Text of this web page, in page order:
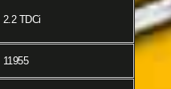
2.2 TDCi
11955